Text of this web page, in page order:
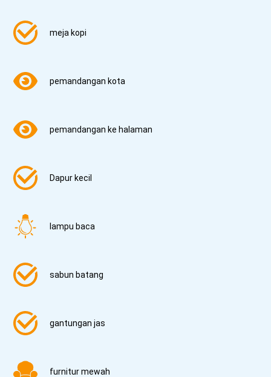
meja kopi
pemandangan kota
pemandangan ke halaman
Dapur kecil
lampu baca
sabun batang
gantungan jas
furnitur mewah